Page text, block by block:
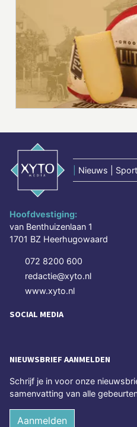
Nieuws |
Hoofdvestiging:
van Benthuizenlaan 1
1701 BZ Heerhugowaard
072 8200 600
redactie@xyto.nl
www.xyto.nl
SOCIAL MEDIA
NIEUWSBRIEF AANMELDEN
Schrijf je in voor onze
samenvatting van alle
Aanmelden